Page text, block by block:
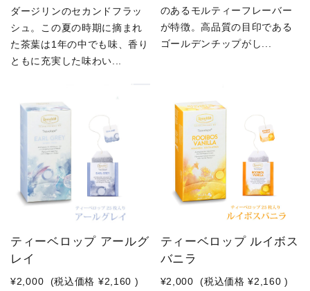
ダージリンのセカンドフラッ
シュ。この夏の時期に摘まれ
た茶葉は1年の中でも味、香り
ともに充実した味わい...
のあるモルティーフレーバー
が特徴。高品質の目印である
ゴールデンチップがし...
ティーベロップ アールグ
レイ
¥2,000 (税込価格 ¥2,160 )
ティーベロップ ルイボス
バニラ
¥2,000 (税込価格 ¥2,160 )